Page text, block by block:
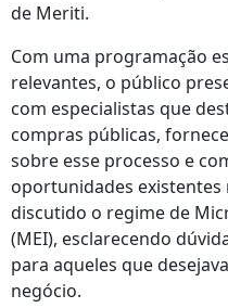
de Meriti.
Com uma programação
relevantes, o público
com especialistas que
compras públicas,
sobre esse processo e
oportunidades existentes
discutido o regime de
(MEI), esclarecendo
para aqueles que
negócio.